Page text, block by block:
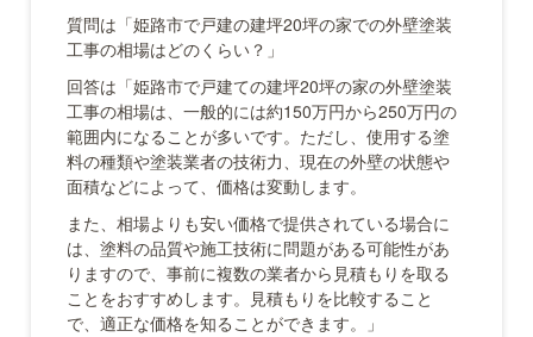
質問は「姫路市で戸建の建坪20坪の家での外壁塗装
工事の相場はどのくらい？」
回答は「姫路市で戸建ての建坪20坪の家の外壁塗装
工事の相場は、一般的には約150万円から250万円の
範囲内になることが多いです。ただし、使用する塗
料の種類や塗装業者の技術力、現在の外壁の状態や
面積などによって、価格は変動します。
また、相場よりも安い価格で提供されている場合に
は、塗料の品質や施工技術に問題がある可能性があ
りますので、事前に複数の業者から見積もりを取る
ことをおすすめします。見積もりを比較すること
で、適正な価格を知ることができます。」